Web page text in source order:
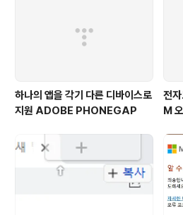
하나의 앱을 각기 다른 디바이스로
지원 ADOBE PHONEGAP
전
M